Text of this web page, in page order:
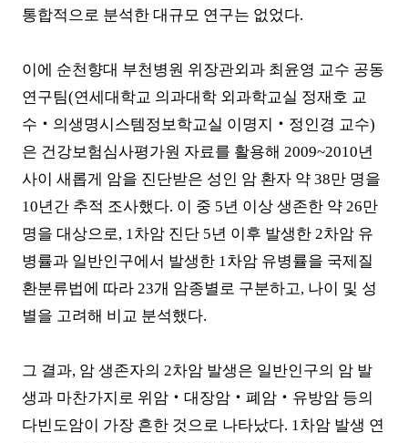
통합적으로 분석한 대규모 연구는 없었다.
이에 순천향대 부천병원 위장관외과 최윤영 교수 공동
연구팀(연세대학교 의과대학 외과학교실 정재호 교
수 ‧ 의생명시스템정보학교실 이명지 ‧ 정인경 교수)
은 건강보험심사평가원 자료를 활용해 2009~2010년
사이 새롭게 암을 진단받은 성인 암 환자 약 38만 명을
10년간 추적 조사했다. 이 중 5년 이상 생존한 약 26만
명을 대상으로, 1차암 진단 5년 이후 발생한 2차암 유
병률과 일반인구에서 발생한 1차암 유병률을 국제질
환분류법에 따라 23개 암종별로 구분하고, 나이 및 성
별을 고려해 비교 분석했다.
그 결과, 암 생존자의 2차암 발생은 일반인구의 암 발
생과 마찬가지로 위암‧ 대장암‧ 폐암‧ 유방암 등의
다빈도암이 가장 흔한 것으로 나타났다. 1차암 발생 연